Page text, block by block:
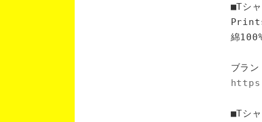
■Tシ
綿
ブラ
■Tシ